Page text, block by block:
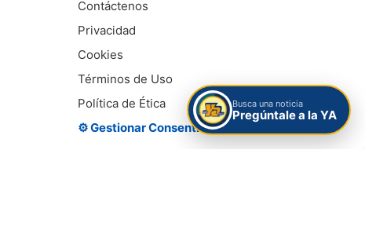
Busca una noticia
Pregúntale a la YA
Contáctenos
Privacidad
Cookies
Términos de Uso
Política de Ética
⚙️ Gestionar Consentimiento